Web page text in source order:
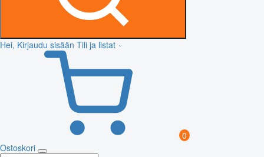
Hei, Kirjaudu sisään Tili ja listat
0
Ostoskori